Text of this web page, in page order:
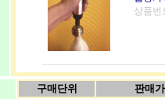
구매단위 판매